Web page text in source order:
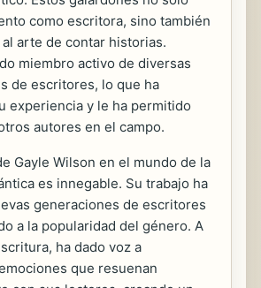
como escritora, sino también
arte de contar historias.
miembro activo de diversas
de escritores, lo que ha
experiencia y le ha permitido
autores en el campo.
Gayle Wilson en el mundo de la
es innegable. Su trabajo ha
generaciones de escritores
a la popularidad del género. A
ha dado voz a
que resuenan